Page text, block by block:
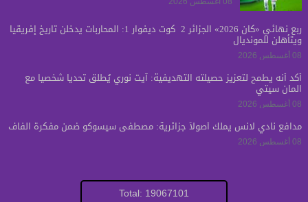
ربع نهائي «كان 2026» الجزائر 2 كوت ديفوار 1: المحاربات يدخلن تاريخ إفريقيا
ويتأهلن للمونديال
08 أغسطس 2026
أكد أنه يطمح لتعزيز حصيلته التهديفية: آيت نوري يُطلق تحدياً شخصياً مع
المان سيتي
08 أغسطس 2026
مدافع نادي لانس يملك أصولاً جزائرية: مصطفى سيسوكو ضمن مفكرة الفاف
08 أغسطس 2026
Total: 19067101